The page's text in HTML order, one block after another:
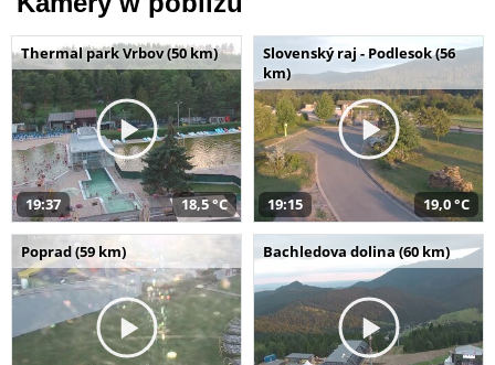
Thermal park Vrbov (50 km)
19:37 18,5 °C
Slovenský raj - Podlesok (56
km)
19:15 19,0 °C
Poprad (59 km) Bachledova dolina (60 km)